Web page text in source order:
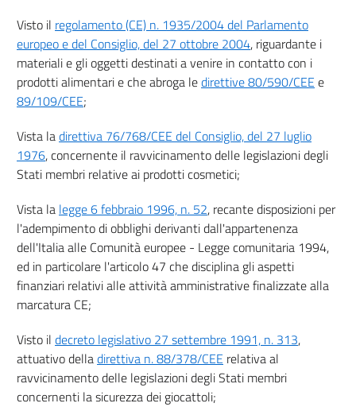
Allegato I
Allegato II
Allegato II
Allegato III
Allegato III
Allegato IV
Allegato IV
Allegato V
Allegato V
Visto il regolamento (CE) n. 1935/2004 del Parlamento
europeo e del Consiglio, del 27 ottobre 2004, riguardante i
materiali e gli oggetti destinati a venire in contatto con i
prodotti alimentari e che abroga ledirettive 80/590/CEE e
89/109/CEE;
Vista ladirettiva 76/768/CEE del Consiglio, del 27 luglio
1976, concernente il ravvicinamento delle legislazioni degli
Stati membri relative ai prodotti cosmetici;
Vista la legge 6 febbraio 1996, n. 52, recante disposizioni per
l'adempimento di obblighi derivanti dall'appartenenza
dell'Italia alle Comunità europee - Legge comunitaria 1994,
ed in particolare l'articolo 47 che disciplina gli aspetti
finanziari relativi alle attività amministrative finalizzate alla
marcatura CE;
Visto il decreto legislativo 27 settembre 1991, n. 313,
attuativo delladirettiva n. 88/378/CEE relativa al
ravvicinamento delle legislazioni degli Stati membri
concernenti la sicurezza dei giocattoli;